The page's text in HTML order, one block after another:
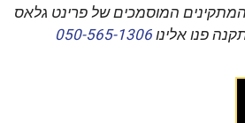
המוסמכים של פרינט גלאס
פנו אלינו050-565-1306